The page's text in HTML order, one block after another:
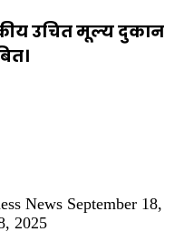
उचित मूल्य दुकान
News September 18,
2025